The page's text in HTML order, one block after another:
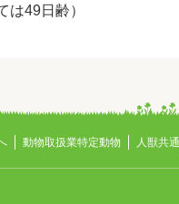
は49日齢）
動物取扱業特定動物 人獣共